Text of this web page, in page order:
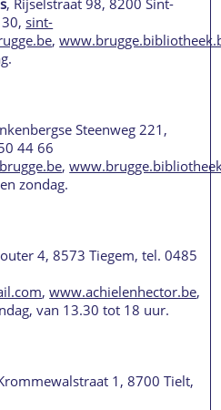
sint-
,
Steenweg 221,
44 66
,
zondag.
4, 8573 Tiegem, tel. 0485
,www.achielenhector.be,
van 13.30 tot 18 uur.
1, 8700 Tielt,